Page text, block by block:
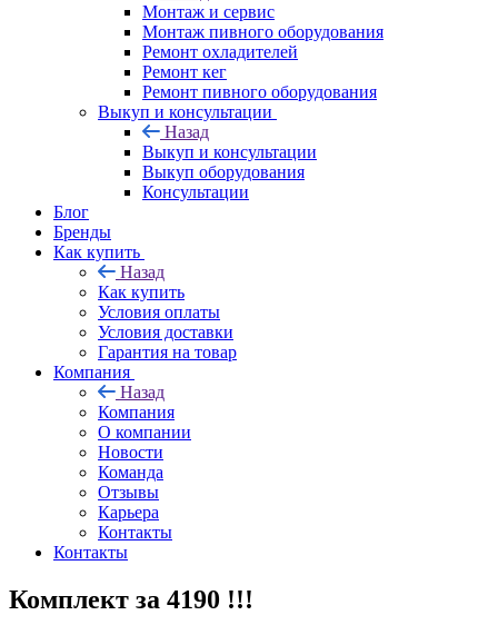
Монтаж и сервис
Монтаж пивного оборудования
Ремонт охладителей
Ремонт кег
Ремонт пивного оборудования
Выкуп и консультации
Назад
Выкуп и консультации
Выкуп оборудования
Консультации
Блог
Бренды
Как купить
Назад
Как купить
Условия оплаты
Условия доставки
Гарантия на товар
Компания
Назад
Компания
О компании
Новости
Команда
Отзывы
Карьера
Контакты
Контакты
Комплект за 4190 !!!